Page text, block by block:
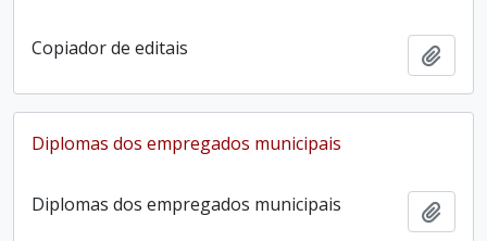
Copiador de editais
Diplomas dos empregados municipais
Diplomas dos empregados municipais